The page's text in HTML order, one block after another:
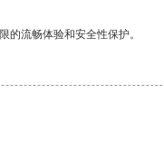
的流畅体验和安全性保护。